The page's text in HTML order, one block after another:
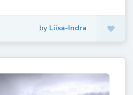
by Liisa-Indra